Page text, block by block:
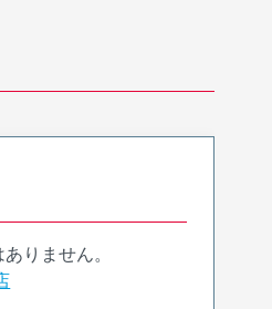
りません。